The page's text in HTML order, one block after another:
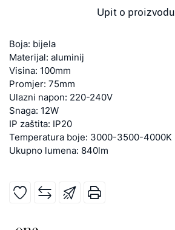
Upit o proizvodu
Boja: bijela
Materijal: aluminij
Visina: 100mm
Promjer: 75mm
Ulazni napon: 220-240V
Snaga: 12W
IP zaštita: IP20
Temperatura boje: 3000-3500-4000K
Ukupno lumena: 840lm